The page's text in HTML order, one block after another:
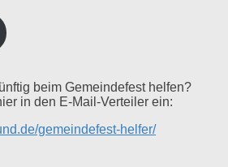
beim Gemeindefest helfen?
in den E-Mail-Verteiler ein:
gemeindefest-helfer/